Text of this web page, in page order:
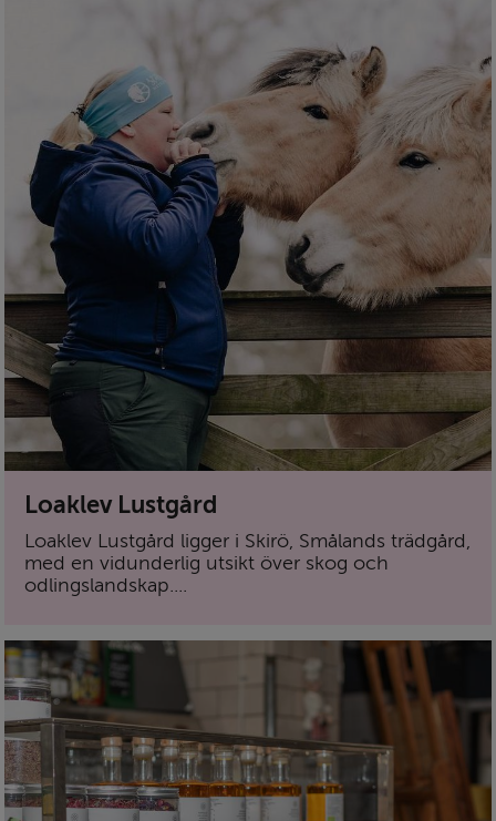
Loaklev Lustgård
Loaklev Lustgård ligger i Skirö, Smålands trädgård,
med en vidunderlig utsikt över skog och
odlingslandskap....